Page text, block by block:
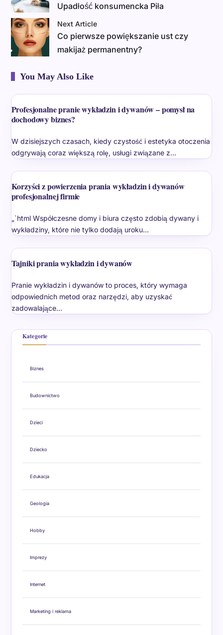
Upadłość konsumencka Piła
Next Article
Co pierwsze powiększanie ust czy
makijaż permanentny?
You May Also Like
Profesjonalne pranie wykładzin i dywanów – pomysł na
dochodowy biznes?
W dzisiejszych czasach, kiedy czystość i estetyka otoczenia
odgrywają coraz większą rolę, usługi związane z…
Korzyści z powierzenia prania wykładzin i dywanów
profesjonalnej firmie
„`html Współczesne domy i biura często zdobią dywany i
wykładziny, które nie tylko dodają uroku…
Tajniki prania wykładzin i dywanów
Pranie wykładzin i dywanów to proces, który wymaga
odpowiednich metod oraz narzędzi, aby uzyskać
zadowalające…
Kategorie
Biznes
Budownictwo
Dzieci
Dziecko
Edukacja
Geologia
Hobby
Imprezy
Internet
Marketing i reklama